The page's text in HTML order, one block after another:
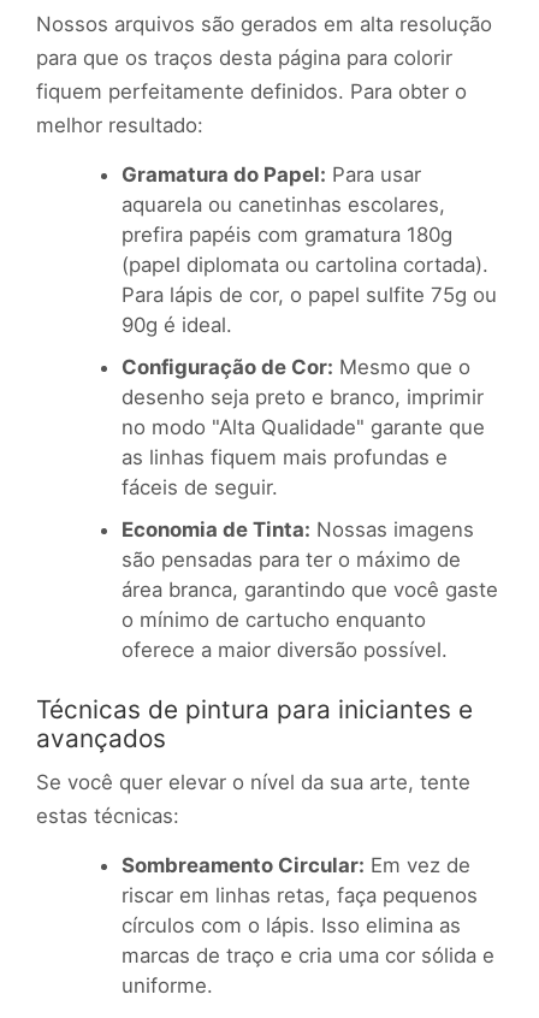
Nossos arquivos são gerados em alta resolução
para que os traços desta página para colorir
fiquem perfeitamente definidos. Para obter o
melhor resultado:
Gramatura do Papel: Para usar
aquarela ou canetinhas escolares,
prefira papéis com gramatura 180g
(papel diplomata ou cartolina cortada).
Para lápis de cor, o papel sulfite 75g ou
90g é ideal.
Configuração de Cor: Mesmo que o
desenho seja preto e branco, imprimir
no modo "Alta Qualidade" garante que
as linhas fiquem mais profundas e
fáceis de seguir.
Economia de Tinta: Nossas imagens
são pensadas para ter o máximo de
área branca, garantindo que você gaste
o mínimo de cartucho enquanto
oferece a maior diversão possível.
Técnicas de pintura para iniciantes e
avançados
Se você quer elevar o nível da sua arte, tente
estas técnicas:
Sombreamento Circular: Em vez de
riscar em linhas retas, faça pequenos
círculos com o lápis. Isso elimina as
marcas de traço e cria uma cor sólida e
uniforme.